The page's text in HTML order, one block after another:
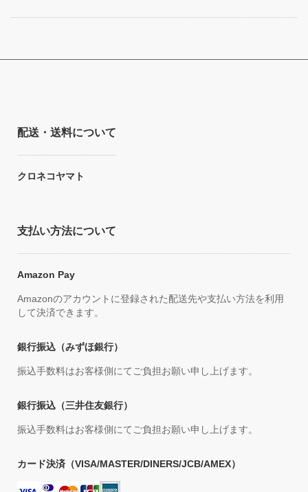
配送・送料について
クロネコヤマト
支払い方法について
Amazon Pay
Amazonのアカウントに登録された配送先や支払い方法を利用
して決済できます。
銀行振込（みずほ銀行）
振込手数料はお客様側にてご負担お願い申し上げます。
銀行振込（三井住友銀行）
振込手数料はお客様側にてご負担お願い申し上げます。
カード決済（VISA/MASTER/DINERS/JCB/AMEX）